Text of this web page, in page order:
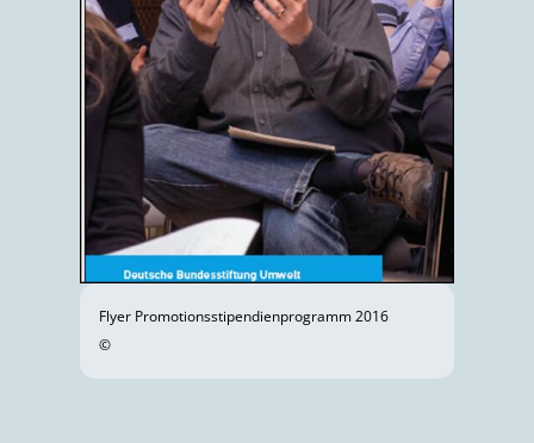
Flyer Promotionsstipendienprogramm 2016
©